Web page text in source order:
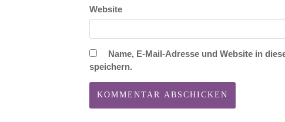
Website
Name, E-Mail-Adresse und Website in
speichern.